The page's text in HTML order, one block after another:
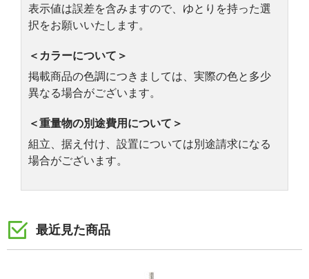
表示値は誤差を含みますので、ゆとりを持った選
択をお願いいたします。
＜カラーについて＞
掲載商品の色調につきましては、実際の色と多少
異なる場合がございます。
＜重量物の別途費用について＞
組立、据え付け、設置については別途請求になる
場合がございます。
最近見た商品